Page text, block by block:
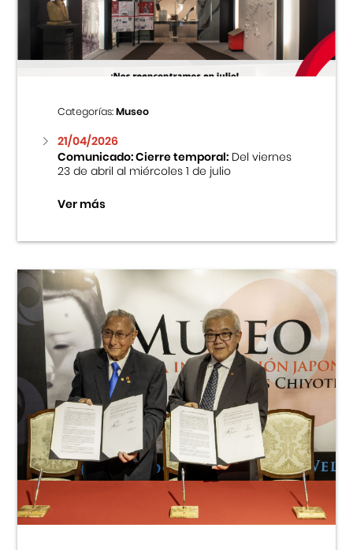
Centro Cultural Peruano Japonés
Museo de la Inmigración Japonesa
Fondo Editorial
Teatro Peruano Japonés
Categorías:Museo
21/04/2026
Comunicado: Cierre temporal:Del viernes
23 de abril al miércoles 1 de julio
Ver más